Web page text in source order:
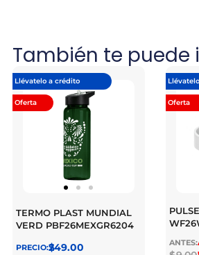
También te puede
Llévatelo a crédito
Oferta
TERMO PLAST MUNDIAL
VERD PBF26MEXGR6204
$
249.00
Oferta